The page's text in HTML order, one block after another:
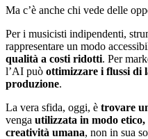
Ma c’è anche chi vede delle
Per i musicisti indipendenti,
rappresentare un modo
qualità a costi ridotti. Per
l’AI può ottimizzare i flussi di
produzione.
La vera sfida, oggi, è trovare
venga utilizzata in modo
creatività umana, non in sua